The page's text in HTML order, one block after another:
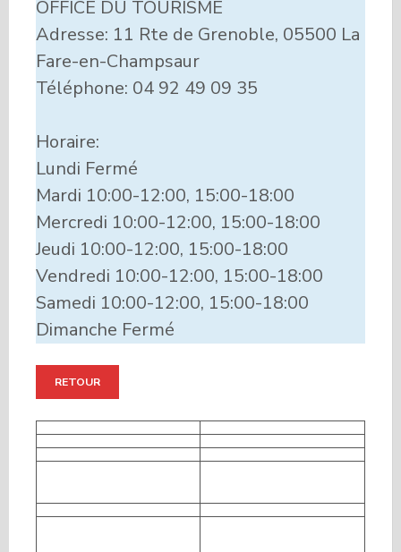
OFFICE DU TOURISME
Adresse: 11 Rte de Grenoble, 05500 La
Fare-en-Champsaur
Téléphone: 04 92 49 09 35
Horaire:
Lundi Fermé
Mardi 10:00-12:00, 15:00-18:00
Mercredi 10:00-12:00, 15:00-18:00
Jeudi 10:00-12:00, 15:00-18:00
Vendredi 10:00-12:00, 15:00-18:00
Samedi 10:00-12:00, 15:00-18:00
Dimanche Fermé
RETOUR